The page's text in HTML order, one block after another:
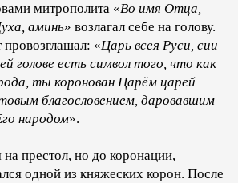
митрополита «Во имя Отца,
аминь» возлагал себе на голову.
«Царь всея Руси, сии
голове есть символ того, что как
ты коронован Царём царей
благословением, даровавшим
народом».
престол, но до коронации,
одной из княжеских корон. После